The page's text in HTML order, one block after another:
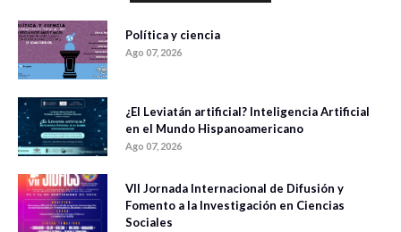
Política y ciencia
Ago 07, 2026
¿El Leviatán artificial? Inteligencia Artificial
en el Mundo Hispanoamericano
Ago 07, 2026
VII Jornada Internacional de Difusión y
Fomento a la Investigación en Ciencias
Sociales